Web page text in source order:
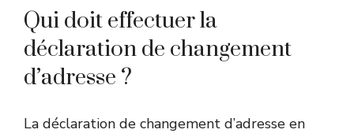
Qui doit effectuer la
déclaration de changement
d’adresse ?
La déclaration de changement d’adresse en